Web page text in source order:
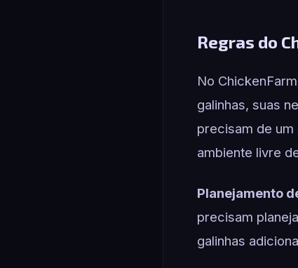
Regras do
No
galinhas, suas
precisam de um
ambiente livre
Planejamento
precisam
galinhas